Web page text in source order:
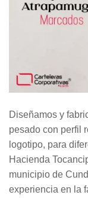
Diseñamos y
pesado con perfil
logotipo, para
Hacienda
municipio de
experiencia en la